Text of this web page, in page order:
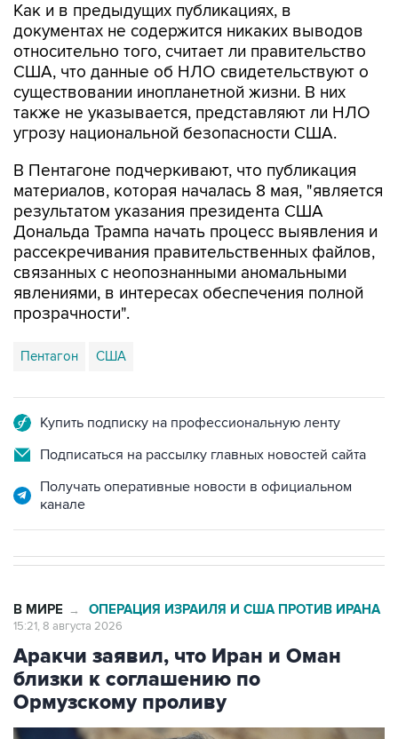
Как и в предыдущих публикациях, в
документах не содержится никаких выводов
относительно того, считает ли правительство
США, что данные об НЛО свидетельствуют о
существовании инопланетной жизни. В них
также не указывается, представляют ли НЛО
угрозу национальной безопасности США.
В Пентагоне подчеркивают, что публикация
материалов, которая началась 8 мая, "является
результатом указания президента США
Дональда Трампа начать процесс выявления и
рассекречивания правительственных файлов,
связанных с неопознанными аномальными
явлениями, в интересах обеспечения полной
прозрачности".
Пентагон США
Купить подписку на профессиональную ленту
Подписаться на рассылку главных новостей сайта
Получать оперативные новости в официальном
канале
В МИРЕ → ОПЕРАЦИЯ ИЗРАИЛЯ И США ПРОТИВ ИРАНА
15:21, 8 августа 2026
Аракчи заявил, что Иран и Оман
близки к соглашению по
Ормузскому проливу